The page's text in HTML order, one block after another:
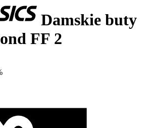
Damskie buty
FF 2